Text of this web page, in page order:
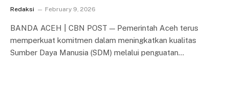
Redaksi February 9, 2026
BANDA ACEH | CBN POST — Pemerintah Aceh terus
memperkuat komitmen dalam meningkatkan kualitas
Sumber Daya Manusia (SDM) melalui penguatan…